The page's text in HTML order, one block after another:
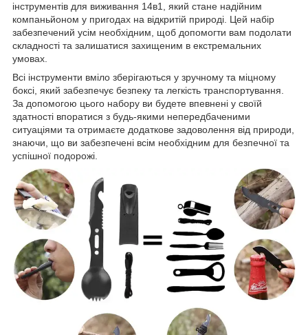
інструментів для виживання 14в1, який стане надійним
компаньйоном у пригодах на відкритій природі. Цей набір
забезпечений усім необхідним, щоб допомогти вам подолати
складності та залишатися захищеним в екстремальних
умовах.
Всі інструменти вміло зберігаються у зручному та міцному
боксі, який забезпечує безпеку та легкість транспортування.
За допомогою цього набору ви будете впевнені у своїй
здатності впоратися з будь-якими непередбаченими
ситуаціями та отримаєте додаткове задоволення від природи,
знаючи, що ви забезпечені всім необхідним для безпечної та
успішної подорожі.